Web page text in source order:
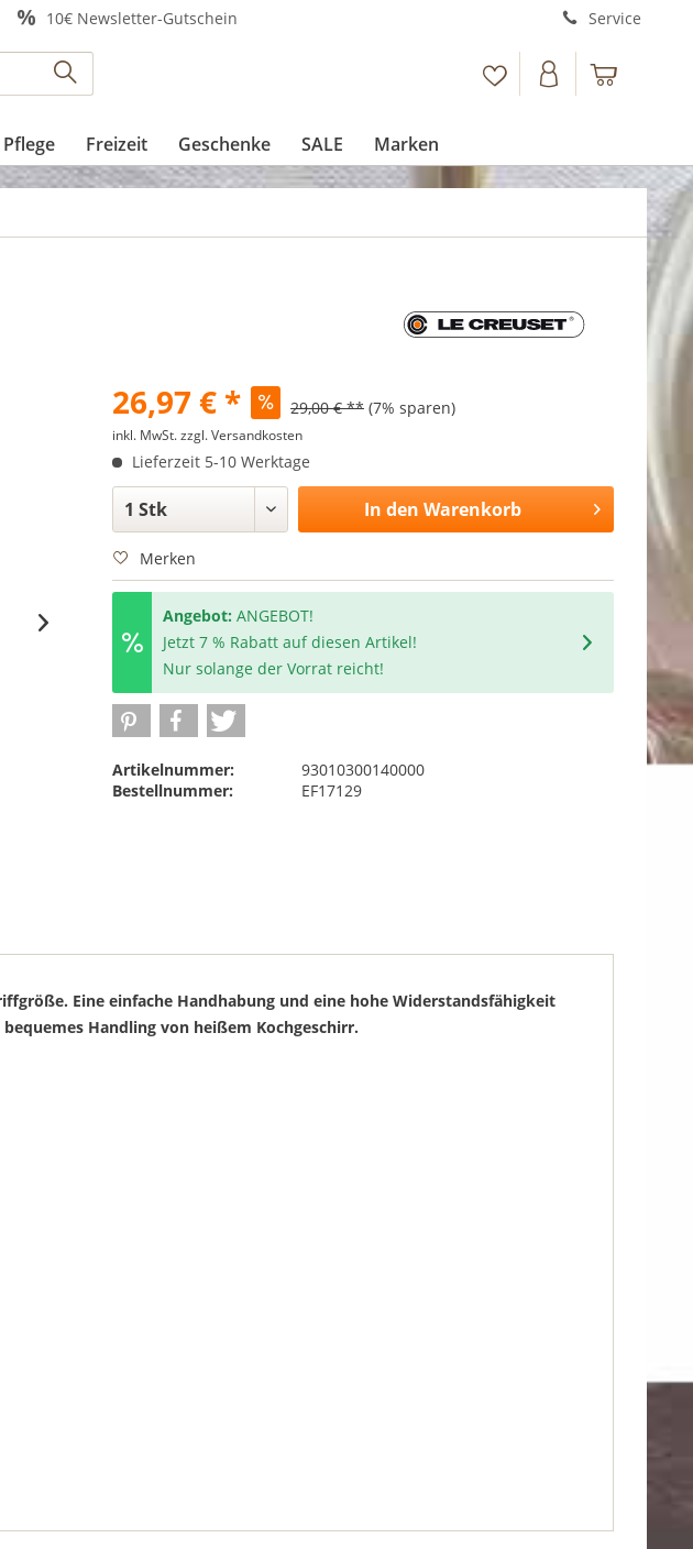
10€ Newsletter-Gutschein Service
Freizeit Geschenke SALE Marken
26,97 € * 29,00 € ** (7% sparen)
inkl. MwSt.zzgl. Versandkosten
Lieferzeit 5-10 Werktage
In den Warenkorb
Merken
Angebot: ANGEBOT!
Jetzt 7 % Rabatt auf diesen Artikel!
Nur solange der Vorrat reicht!
Artikelnummer:
93010300140000
Bestellnummer:
EF17129
Eine einfache Handhabung und eine hohe Widerstandsfähigkeit
Handling von heißem Kochgeschirr.